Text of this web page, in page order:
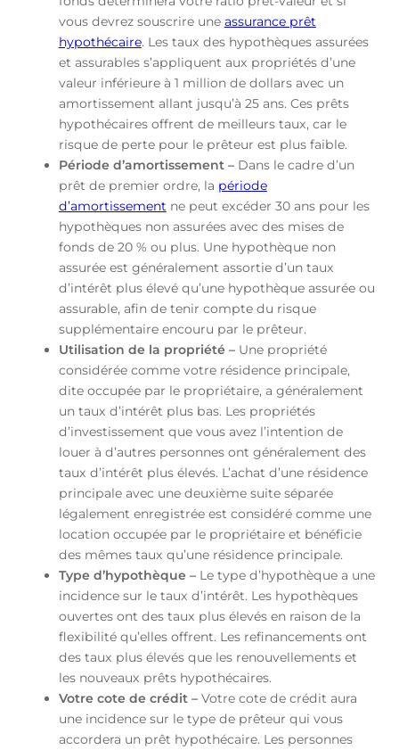
vous devrez souscrire une assurance prêt
hypothécaire. Les taux des hypothèques assurées
et assurables s’appliquent aux propriétés d’une
valeur inférieure à 1 million de dollars avec un
amortissement allant jusqu’à 25 ans. Ces prêts
hypothécaires offrent de meilleurs taux, car le
risque de perte pour le prêteur est plus faible.
Période d’amortissement – Dans le cadre d’un
prêt de premier ordre, la période
d’amortissementne peut excéder 30 ans pour les
hypothèques non assurées avec des mises de
fonds de 20 % ou plus. Une hypothèque non
assurée est généralement assortie d’un taux
d’intérêt plus élevé qu’une hypothèque assurée ou
assurable, afin de tenir compte du risque
supplémentaire encouru par le prêteur.
Utilisation de la propriété – Une propriété
considérée comme votre résidence principale,
dite occupée par le propriétaire, a généralement
un taux d’intérêt plus bas. Les propriétés
d’investissement que vous avez l’intention de
louer à d’autres personnes ont généralement des
taux d’intérêt plus élevés. L’achat d’une résidence
principale avec une deuxième suite séparée
légalement enregistrée est considéré comme une
location occupée par le propriétaire et bénéficie
des mêmes taux qu’une résidence principale.
Type d’hypothèque – Le type d’hypothèque a une
incidence sur le taux d’intérêt. Les hypothèques
ouvertes ont des taux plus élevés en raison de la
flexibilité qu’elles offrent. Les refinancements ont
des taux plus élevés que les renouvellements et
les nouveaux prêts hypothécaires.
Votre cote de crédit – Votre cote de crédit aura
une incidence sur le type de prêteur qui vous
accordera un prêt hypothécaire. Les personnes